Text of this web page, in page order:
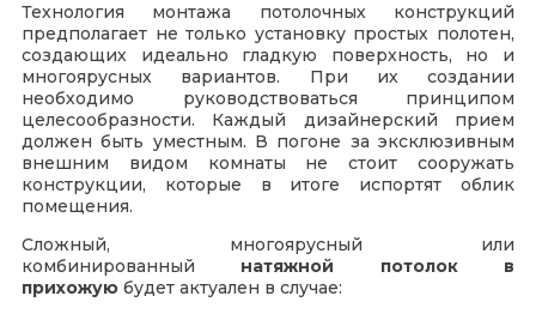
Технология монтажа потолочных конструкций
предполагает не только установку простых полотен,
создающих идеально гладкую поверхность, но и
многоярусных вариантов. При их создании
необходимо руководствоваться принципом
целесообразности. Каждый дизайнерский прием
должен быть уместным. В погоне за эксклюзивным
внешним видом комнаты не стоит сооружать
конструкции, которые в итоге испортят облик
помещения.
Сложный, многоярусный или
комбинированный натяжной потолок в
прихожую будет актуален в случае: